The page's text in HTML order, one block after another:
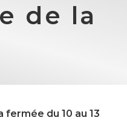
de la
fermée du 10 au 13